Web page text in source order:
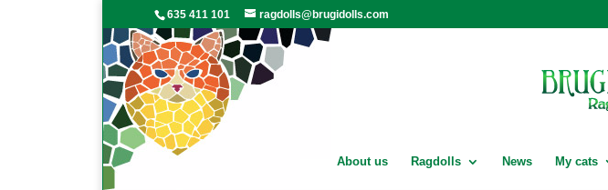
635 411 101 ragdolls@brugidolls.com
About us Ragdolls News My cats